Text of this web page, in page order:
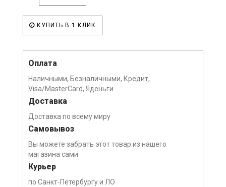
КУПИТЬ В 1 КЛИК
Оплата
Наличными, Безналичными, Кредит,
Visa/MasterCard, Яденьги
Доставка
Доставка по всему миру
Самовывоз
Вы можете забрать этот товар из нашего
магазина сами
Курьер
по Санкт-Петербургу и ЛО